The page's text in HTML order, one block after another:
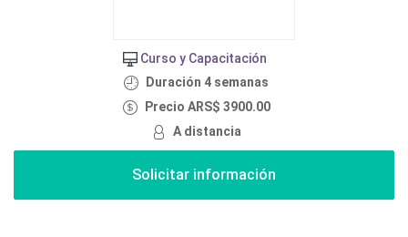
Curso y Capacitación
Duración 4 semanas
Precio ARS$ 3900.00
A distancia